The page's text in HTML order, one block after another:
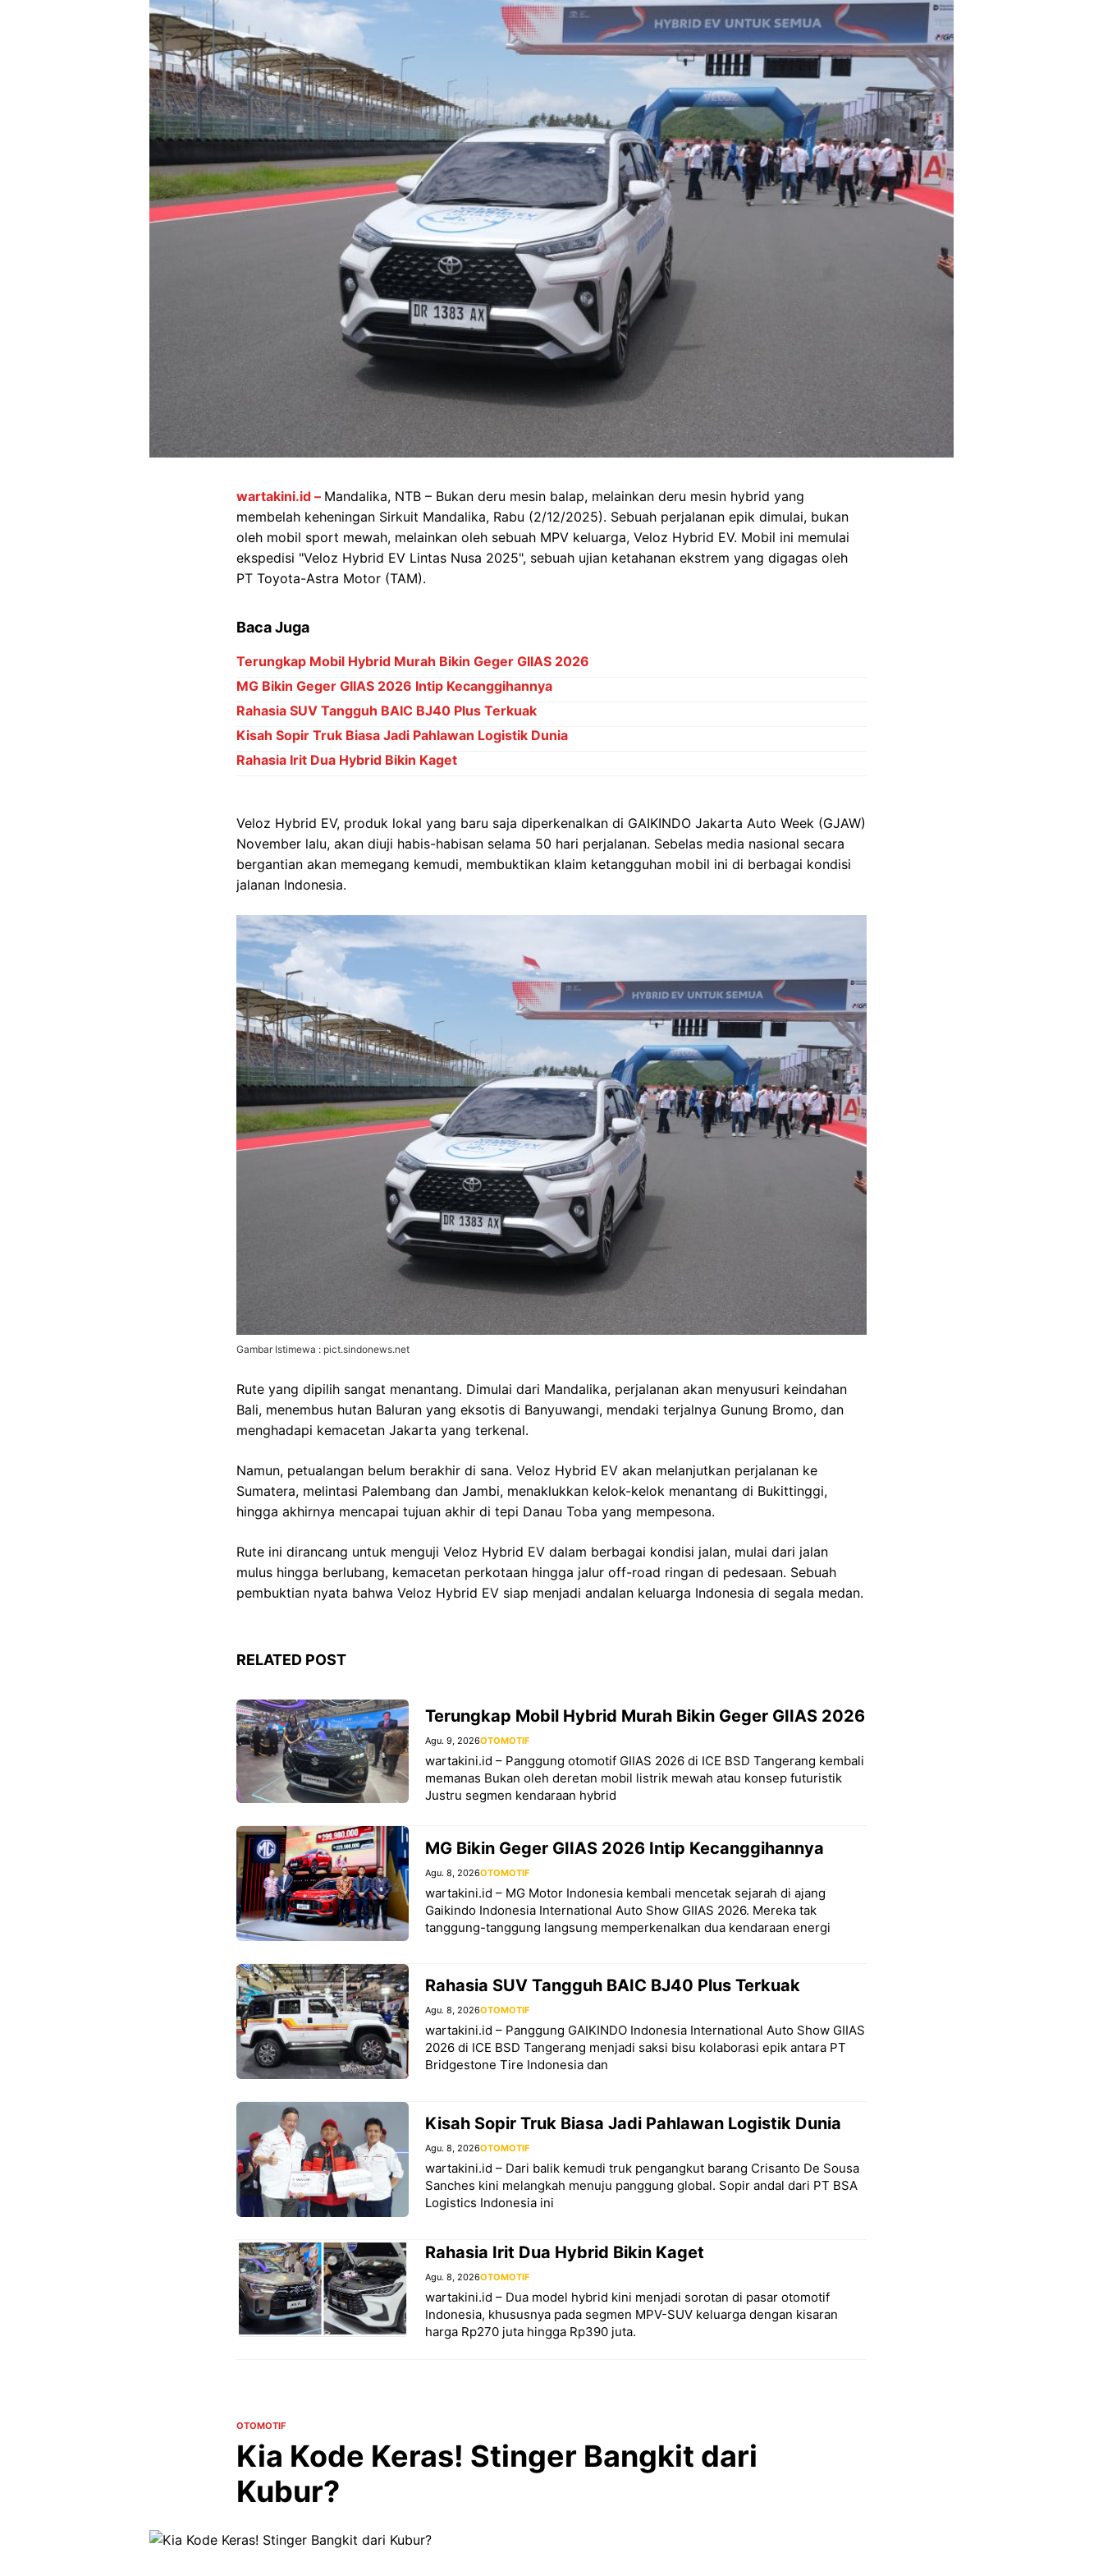
wartakini.id – Mandalika, NTB – Bukan deru mesin balap, melainkan deru mesin hybrid yang
membelah keheningan Sirkuit Mandalika, Rabu (2/12/2025). Sebuah perjalanan epik dimulai, bukan
oleh mobil sport mewah, melainkan oleh sebuah MPV keluarga, Veloz Hybrid EV. Mobil ini memulai
ekspedisi "Veloz Hybrid EV Lintas Nusa 2025", sebuah ujian ketahanan ekstrem yang digagas oleh
PT Toyota-Astra Motor (TAM).
Baca Juga
Terungkap Mobil Hybrid Murah Bikin Geger GIIAS 2026
MG Bikin Geger GIIAS 2026 Intip Kecanggihannya
Rahasia SUV Tangguh BAIC BJ40 Plus Terkuak
Kisah Sopir Truk Biasa Jadi Pahlawan Logistik Dunia
Rahasia Irit Dua Hybrid Bikin Kaget
Veloz Hybrid EV, produk lokal yang baru saja diperkenalkan di GAIKINDO Jakarta Auto Week (GJAW)
November lalu, akan diuji habis-habisan selama 50 hari perjalanan. Sebelas media nasional secara
bergantian akan memegang kemudi, membuktikan klaim ketangguhan mobil ini di berbagai kondisi
jalanan Indonesia.
Gambar Istimewa : pict.sindonews.net
Rute yang dipilih sangat menantang. Dimulai dari Mandalika, perjalanan akan menyusuri keindahan
Bali, menembus hutan Baluran yang eksotis di Banyuwangi, mendaki terjalnya Gunung Bromo, dan
menghadapi kemacetan Jakarta yang terkenal.
Namun, petualangan belum berakhir di sana. Veloz Hybrid EV akan melanjutkan perjalanan ke
Sumatera, melintasi Palembang dan Jambi, menaklukkan kelok-kelok menantang di Bukittinggi,
hingga akhirnya mencapai tujuan akhir di tepi Danau Toba yang mempesona.
Rute ini dirancang untuk menguji Veloz Hybrid EV dalam berbagai kondisi jalan, mulai dari jalan
mulus hingga berlubang, kemacetan perkotaan hingga jalur off-road ringan di pedesaan. Sebuah
pembuktian nyata bahwa Veloz Hybrid EV siap menjadi andalan keluarga Indonesia di segala medan.
RELATED POST
Terungkap Mobil Hybrid Murah Bikin Geger GIIAS 2026
Agu. 9, 2026OTOMOTIF
wartakini.id – Panggung otomotif GIIAS 2026 di ICE BSD Tangerang kembali
memanas Bukan oleh deretan mobil listrik mewah atau konsep futuristik
Justru segmen kendaraan hybrid
MG Bikin Geger GIIAS 2026 Intip Kecanggihannya
Agu. 8, 2026OTOMOTIF
wartakini.id – MG Motor Indonesia kembali mencetak sejarah di ajang
Gaikindo Indonesia International Auto Show GIIAS 2026. Mereka tak
tanggung-tanggung langsung memperkenalkan dua kendaraan energi
Rahasia SUV Tangguh BAIC BJ40 Plus Terkuak
Agu. 8, 2026OTOMOTIF
wartakini.id – Panggung GAIKINDO Indonesia International Auto Show GIIAS
2026 di ICE BSD Tangerang menjadi saksi bisu kolaborasi epik antara PT
Bridgestone Tire Indonesia dan
Kisah Sopir Truk Biasa Jadi Pahlawan Logistik Dunia
Agu. 8, 2026OTOMOTIF
wartakini.id – Dari balik kemudi truk pengangkut barang Crisanto De Sousa
Sanches kini melangkah menuju panggung global. Sopir andal dari PT BSA
Logistics Indonesia ini
Rahasia Irit Dua Hybrid Bikin Kaget
Agu. 8, 2026OTOMOTIF
wartakini.id – Dua model hybrid kini menjadi sorotan di pasar otomotif
Indonesia, khususnya pada segmen MPV-SUV keluarga dengan kisaran
harga Rp270 juta hingga Rp390 juta.
OTOMOTIF
Kia Kode Keras! Stinger Bangkit dari
Kubur?